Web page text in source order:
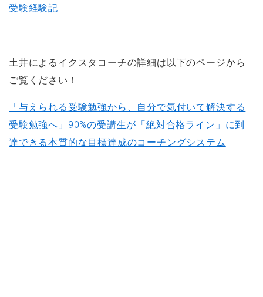
受験経験記
土井によるイクスタコーチの詳細は以下のページから
ご覧ください！
「与えられる受験勉強から、自分で気付いて解決する
受験勉強へ」90%の受講生が「絶対合格ライン」に到
達できる本質的な目標達成のコーチングシステム